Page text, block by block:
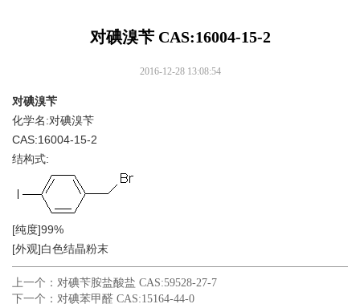
对碘溴苄 CAS:16004-15-2
2016-12-28 13:08:54
对碘溴苄
化学名:对碘溴苄
CAS:16004-15-2
结构式:
[纯度]99%
[外观]白色结晶粉末
上一个： 对碘苄胺盐酸盐 CAS:59528-27-7
下一个： 对碘苯甲醛 CAS:15164-44-0